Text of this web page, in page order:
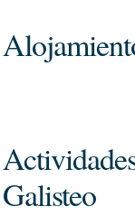
Galisteo